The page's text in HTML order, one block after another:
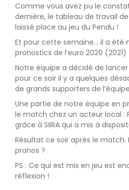
Comme vous avez pu le
dernière, le tableau de travail
laissé place au jeu du Pendu !
Et pour cette semaine… il a été
pronostics de l’euro 2020 (2021)
Notre équipe a décidé de
pour ce soir il y a quelques
de grands supporters de
Une partie de notre équipe en
le match chez un acteur local :
grâce à SIIRA qui a mis à
Résultat ce soir après le match.
pronos ?
PS : Ce qui est mis en jeu est
réflexion !